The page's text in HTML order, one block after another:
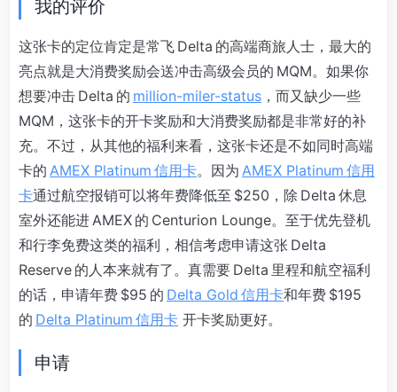
我的评价
这张卡的定位肯定是常飞 Delta 的高端商旅人士，最大的
亮点就是大消费奖励会送冲击高级会员的 MQM。如果你
想要冲击 Delta 的 million-miler-status ，而又缺少一些
MQM，这张卡的开卡奖励和大消费奖励都是非常好的补
充。不过，从其他的福利来看，这张卡还是不如同时高端
卡的 AMEX Platinum 信用卡。因为 AMEX Platinum 信用
卡通过航空报销可以将年费降低至 $250，除 Delta 休息
室外还能进 AMEX 的 Centurion Lounge。至于优先登机
和行李免费这类的福利，相信考虑申请这张 Delta
Reserve 的人本来就有了。真需要 Delta 里程和航空福利
的话，申请年费 $95 的 Delta Gold 信用卡和年费 $195
的 Delta Platinum 信用卡 开卡奖励更好。
申请